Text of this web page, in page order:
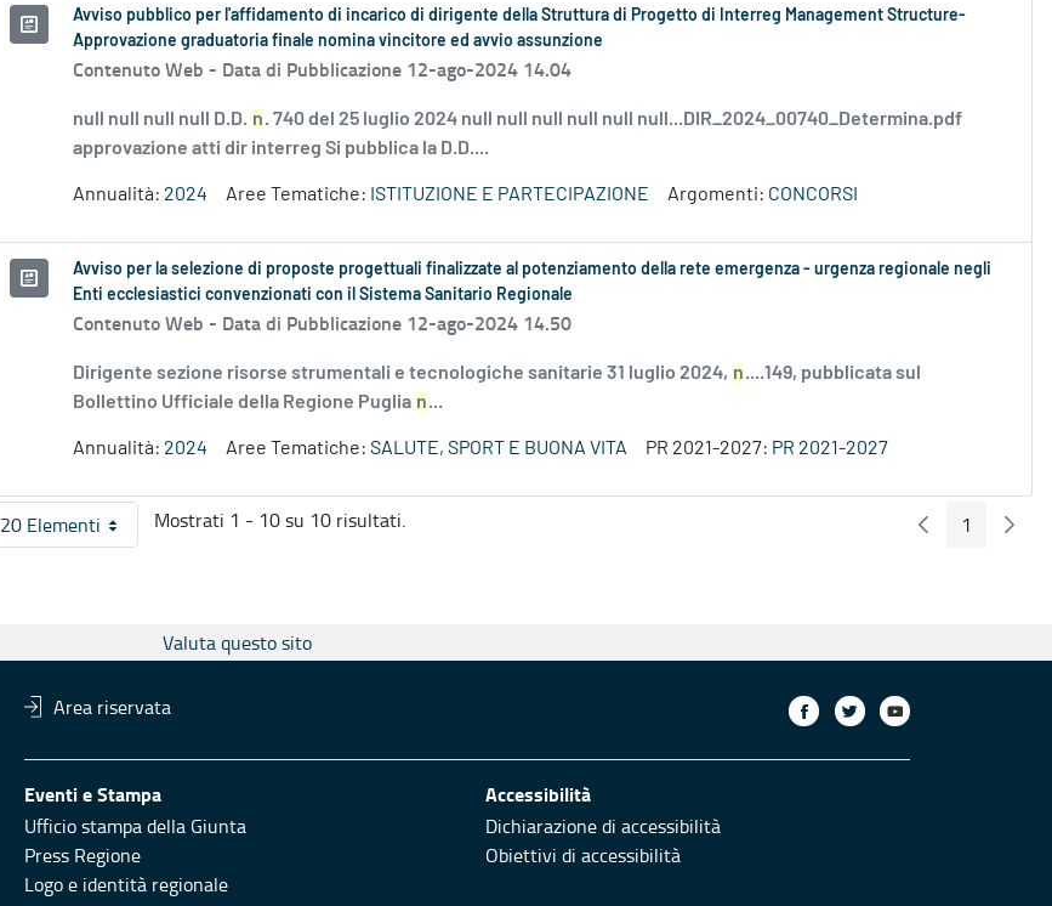
Avviso pubblico per l'affidamento di incarico di dirigente della Struttura di Progetto di Interreg Management Structure-
Approvazione graduatoria finale nomina vincitore ed avvio assunzione
Contenuto Web - Data di Pubblicazione 12-ago-2024 14.04
null null null null D.D. n. 740 del 25 luglio 2024 null null null null null null...DIR_2024_00740_Determina.pdf
approvazione atti dir interreg Si pubblica la D.D....
Annualità: 2024 Aree Tematiche: ISTITUZIONE E PARTECIPAZIONE Argomenti: CONCORSI
Avviso per la selezione di proposte progettuali finalizzate al potenziamento della rete emergenza - urgenza regionale negli
Enti ecclesiastici convenzionati con il Sistema Sanitario Regionale
Contenuto Web - Data di Pubblicazione 12-ago-2024 14.50
Dirigente sezione risorse strumentali e tecnologiche sanitarie 31 luglio 2024, n....149, pubblicata sul
Bollettino Ufficiale della Regione Puglia n...
Annualità: 2024 Aree Tematiche: SALUTE, SPORT E BUONA VITA PR 2021-2027: PR 2021-2027
20 ElementiPer pagina
Mostrati 1 - 10 su 10 risultati. PaginaPagina
1
Valuta questo sito
Area riservata
Eventi e Stampa
Ufficio stampa della Giunta
Press Regione
Logo e identità regionale
Accessibilità
Dichiarazione di accessibilità
Obiettivi di accessibilità